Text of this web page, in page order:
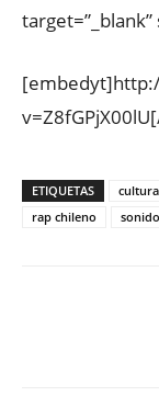
target=”_blank”
ETIQUETAS cultura
rap chileno